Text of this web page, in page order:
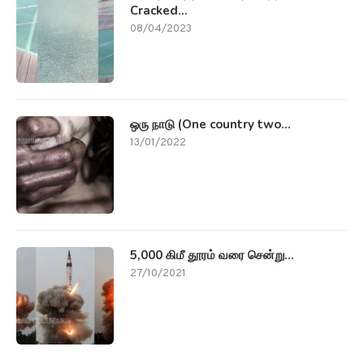
Cracked...
08/04/2023
ஒரு நாடு (One country two...
13/01/2022
5,000 கிமீ தூரம் வரை சென்று...
27/10/2021